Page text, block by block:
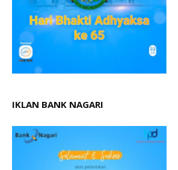
IKLAN BANK NAGARI